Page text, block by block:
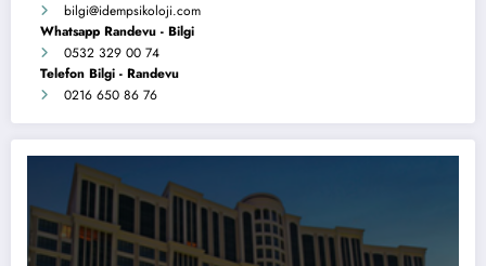
bilgi@idempsikoloji.com
Whatsapp Randevu - Bilgi
0532 329 00 74
Telefon Bilgi - Randevu
0216 650 86 76